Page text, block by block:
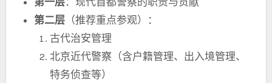
第二层（推荐重点参观）：
古代治安管理
北京近代警察（含户籍管理、出入境管理、
特务侦查等）